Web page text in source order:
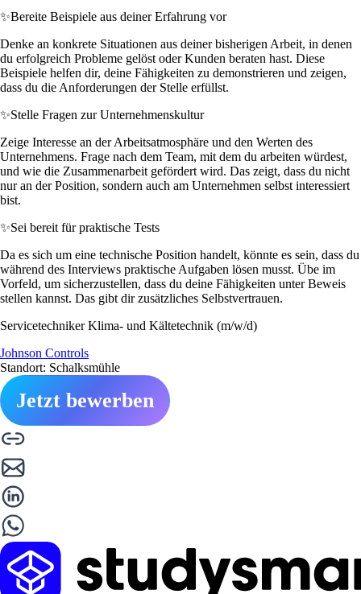
✨Bereite Beispiele aus deiner Erfahrung vor
Denke an konkrete Situationen aus deiner bisherigen Arbeit, in denen
du erfolgreich Probleme gelöst oder Kunden beraten hast. Diese
Beispiele helfen dir, deine Fähigkeiten zu demonstrieren und zeigen,
dass du die Anforderungen der Stelle erfüllst.
✨Stelle Fragen zur Unternehmenskultur
Zeige Interesse an der Arbeitsatmosphäre und den Werten des
Unternehmens. Frage nach dem Team, mit dem du arbeiten würdest,
und wie die Zusammenarbeit gefördert wird. Das zeigt, dass du nicht
nur an der Position, sondern auch am Unternehmen selbst interessiert
bist.
✨Sei bereit für praktische Tests
Da es sich um eine technische Position handelt, könnte es sein, dass du
während des Interviews praktische Aufgaben lösen musst. Übe im
Vorfeld, um sicherzustellen, dass du deine Fähigkeiten unter Beweis
stellen kannst. Das gibt dir zusätzliches Selbstvertrauen.
Servicetechniker Klima- und Kältetechnik (m/w/d)
Johnson Controls
Standort: Schalksmühle
Jetzt bewerben